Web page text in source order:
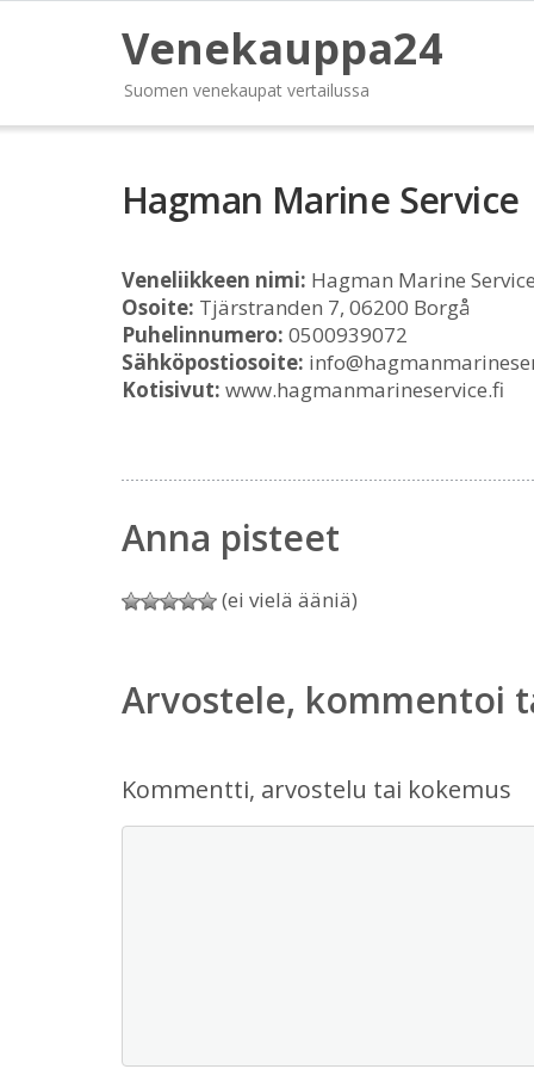
Venekauppa24
Suomen venekaupat vertailussa
Hagman Marine Service
Veneliikkeen nimi: Hagman Marine
Osoite: Tjärstranden 7, 06200 Borgå
Puhelinnumero: 0500939072
Sähköpostiosoite:
Kotisivut: www.hagmanmarineservice.fi
Anna pisteet
(ei vielä ääniä)
Arvostele, kommentoi
Kommentti, arvostelu tai kokemus